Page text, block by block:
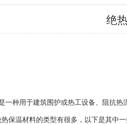
绝
用于建筑围护或热工设备、阻抗热流
保温材料的类型有很多，以下是其中一